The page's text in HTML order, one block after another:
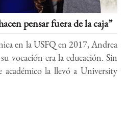
pensar fuera de la caja”
en la USFQ en 2017, Andrea
vocación era la educación. Sin
académico la llevó a University